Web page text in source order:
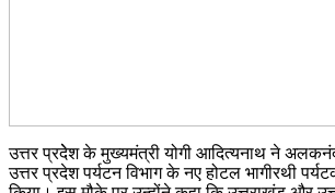
उत्तर प्रदेेश के मुख्यमंत्री योगी आदित्यनाथ ने
उत्तर प्रदेश पर्यटन विभाग के नए होटल भागीरथी